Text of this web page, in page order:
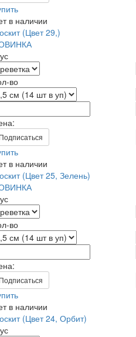
в наличии
(Цвет 29,)
во
в наличии
(Цвет 25, Зелень)
во
в наличии
(Цвет 24, Орбит)